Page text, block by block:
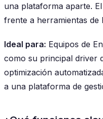
una plataforma aparte.
frente a herramientas de
Ideal para: Equipos de
como su principal driver
optimización
a una plataforma de